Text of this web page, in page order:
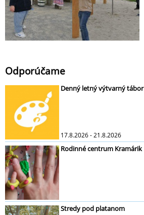
Odporúčame
Denný letný výtvarný tábor
17.8.2026 - 21.8.2026
Rodinné centrum Kramárik
Stredy pod platanom